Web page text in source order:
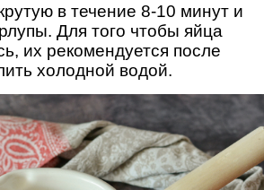
в течение 8-10 минут и
Для того чтобы яйца
их рекомендуется после
холодной водой.